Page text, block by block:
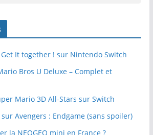
It together ! sur Nintendo Switch
Bros U Deluxe – Complet et
Mario 3D All-Stars sur Switch
Avengers : Endgame (sans spoiler)
la NEOGEO mini en France ?